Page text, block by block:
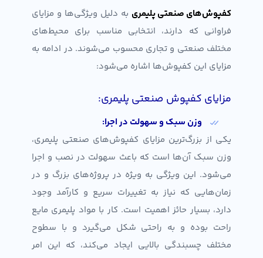
کفپوش‌های صنعتی پلیمری به دلیل ویژگی‌ها و مزایای
فراوانی که دارند، انتخابی مناسب برای محیط‌های
مختلف صنعتی و تجاری محسوب می‌شوند. در ادامه به
مزایای این کفپوش‌ها اشاره می‌شود:
مزایای کفپوش صنعتی پلیمری:
وزن سبک و سهولت در اجرا:
یکی از بزرگ‌ترین مزایای کفپوش‌های صنعتی پلیمری،
وزن سبک آن‌ها است که باعث سهولت در نصب و اجرا
می‌شود. این ویژگی به ویژه در پروژه‌های بزرگ و در
زمان‌هایی که نیاز به تغییرات سریع و کارآمد وجود
دارد، بسیار حائز اهمیت است. کار با مواد پلیمری مایع
راحت بوده و به راحتی شکل می‌گیرد و با سطوح
مختلف چسبندگی بالایی ایجاد می‌کند، که این امر